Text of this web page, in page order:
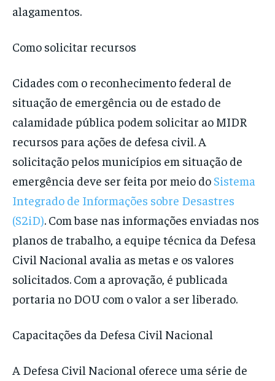
alagamentos.
Como solicitar recursos
Cidades com o reconhecimento federal de
situação de emergência ou de estado de
calamidade pública podem solicitar ao MIDR
recursos para ações de defesa civil. A
solicitação pelos municípios em situação de
emergência deve ser feita por meio do Sistema
Integrado de Informações sobre Desastres
(S2iD). Com base nas informações enviadas nos
planos de trabalho, a equipe técnica da Defesa
Civil Nacional avalia as metas e os valores
solicitados. Com a aprovação, é publicada
portaria no DOU com o valor a ser liberado.
Capacitações da Defesa Civil Nacional
A Defesa Civil Nacional oferece uma série de